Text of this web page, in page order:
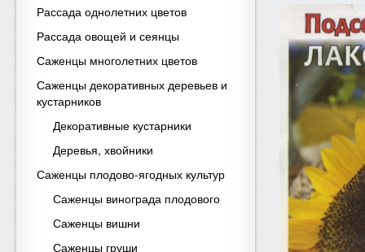
Рассада однолетних цветов
Рассада овощей и сеянцы
Саженцы многолетних цветов
Саженцы декоративных деревьев и
кустарников
Декоративные кустарники
Деревья, хвойники
Саженцы плодово-ягодных культур
Саженцы винограда плодового
Саженцы вишни
Саженцы груши